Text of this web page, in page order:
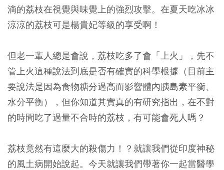
滴的荔枝在視覺與味覺上的強烈攻擊。在夏天吃冰冰
涼涼的荔枝可是楊貴妃等級的享受啊！
但老一輩人總是會說，荔枝吃多了會「上火」，先不
管上火這種說法到底是否有確實的科學根據（目前主
要說法是因為食物糖分過高而影響體內胰島素平衡、
水分平衡），但你知道其實真的有研究指出，在不對
的時間吃了過量不合時的荔枝，有可能會死人嗎？
荔枝竟然有這麼大的殺傷力！？就讓我們從印度神秘
的風土病開始說起。今天就讓我們帶著你一起當醫學